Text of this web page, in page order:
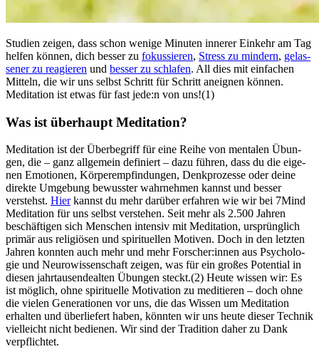
Stu­dien zeigen, dass schon wenige Minu­ten inne­rer Ein­kehr am Tag
helfen können, dich besser zu fokus­sie­ren, Stress zu min­dern, gelas­
se­ner zu reagieren und besser zu schlafen. All dies mit ein­fa­chen
Mit­teln, die wir uns selbst Schritt für Schritt aneignen können.
Meditation ist etwas für fast jede:n von uns!(1)
Was ist über­haupt Medi­ta­tion?
Medi­ta­tion ist der Über­be­griff für eine Reihe von men­ta­len Übun­
gen, die – ganz all­ge­mein defi­niert – dazu führen, dass du die eige­
nen Emotionen, Körperempfindungen, Denk­pro­zesse oder deine
direkte Umgebung bewusster wahrnehmen kannst und besser
verstehst. Hierkannst du mehr darüber erfahren wie wir bei 7Mind
Meditation für uns selbst verstehen. Seit mehr als 2.500 Jahren
beschäf­ti­gen sich Men­schen inten­siv mit Medi­ta­tion, ursprüng­lich
primär aus reli­giö­sen und spi­ri­tu­el­len Moti­ven. Doch in den letz­ten
Jahren konn­ten auch mehr und mehr Forscher:innen aus Psy­cho­lo­
gie und Neu­ro­wis­sen­schaft zeigen, was für ein großes Poten­tial in
diesen jahr­tau­sen­de­al­ten Übun­gen steckt.(2) Heute wissen wir: Es
ist möglich, ohne spirituelle Motivation zu meditieren – doch ohne
die vielen Generationen vor uns, die das Wissen um Meditation
erhalten und überliefert haben, könnten wir uns heute dieser Technik
vielleicht nicht bedienen. Wir sind der Tradition daher zu Dank
verpflichtet.